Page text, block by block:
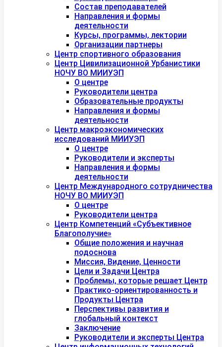
Состав преподавателей
Направления и формы
деятельности
Курсы, программы, лектории
Организации партнеры
Центр спортивного образования
Центр Цивилизационной Урбанистики
НОЧУ ВО МИИУЭП
О центре
Руководители центра
Образовательные продукты
Направления и формы
деятельности
Центр макроэкономических
исследований МИИУЭП
О центре
Руководители и эксперты
Направления и формы
деятельности
Центр Международного сотрудничества
НОЧУ ВО МИИУЭП
О центре
Руководители центра
Центр Компетенций «Субъективное
Благополучие»
Общие положения и научная
подоснова
Миссия, Видение, Ценности
Цели и Задачи Центра
Проблемы, которые решает Центр
Практико-ориентированность и
Продукты Центра
Перспективы развития и
глобальный контекст
Заключение
Руководители и эксперты Центра